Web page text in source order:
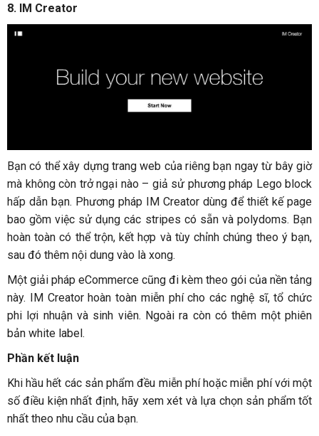
8. IM Creator
Bạn có thể xây dựng trang web của riêng bạn ngay từ bây giờ
mà không còn trở ngại nào – giả sử phương pháp Lego block
hấp dẫn bạn. Phương pháp IM Creator dùng để thiết kế page
bao gồm việc sử dụng các stripes có sẵn và polydoms. Bạn
hoàn toàn có thể trộn, kết hợp và tùy chỉnh chúng theo ý bạn,
sau đó thêm nội dung vào là xong.
Một giải pháp eCommerce cũng đi kèm theo gói của nền tảng
này. IM Creator hoàn toàn miễn phí cho các nghệ sĩ, tổ chức
phi lợi nhuận và sinh viên. Ngoài ra còn có thêm một phiên
bản white label.
Phần kết luận
Khi hầu hết các sản phẩm đều miễn phí hoặc miễn phí với một
số điều kiện nhất định, hãy xem xét và lựa chọn sản phẩm tốt
nhất theo nhu cầu của bạn.